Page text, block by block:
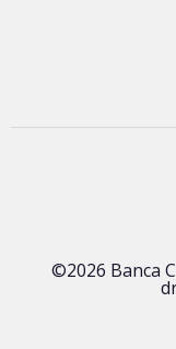
©2026 Banca